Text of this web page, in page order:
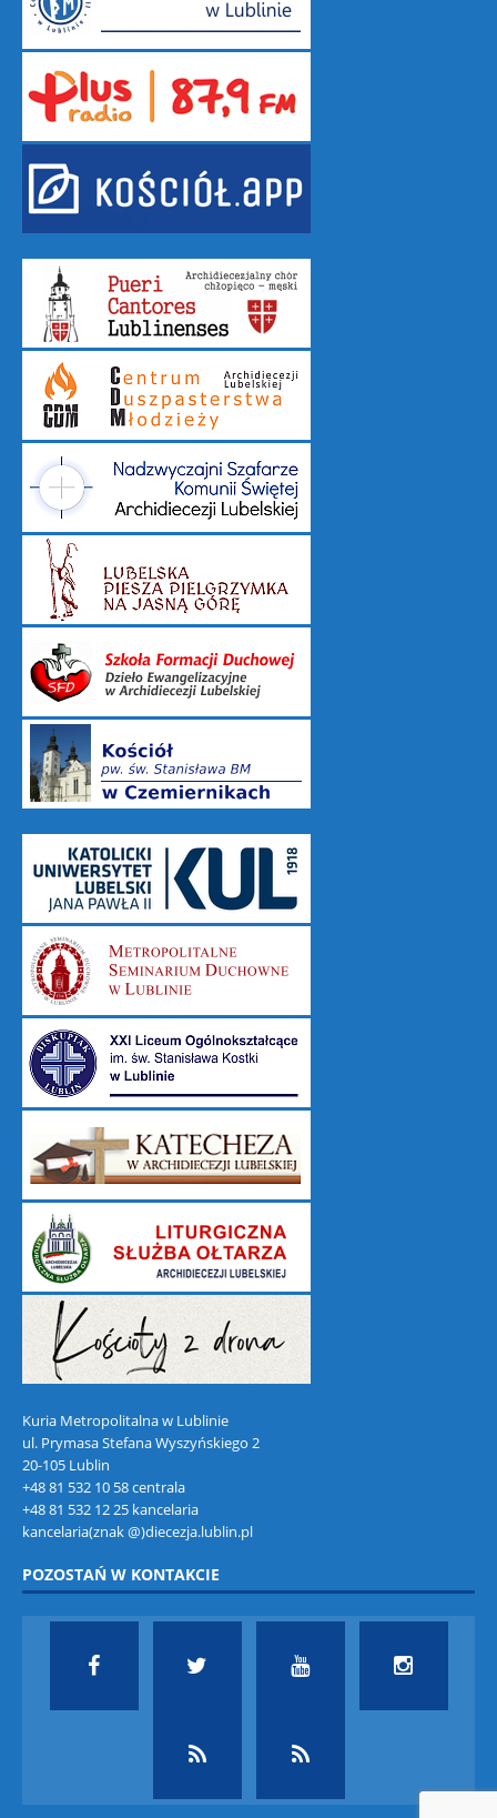
Kuria Metropolitalna w Lublinie
ul. Prymasa Stefana Wyszyńskiego 2
20-105 Lublin
+48 81 532 10 58 centrala
+48 81 532 12 25 kancelaria
kancelaria(znak @)diecezja.lublin.pl
POZOSTAŃ W KONTAKCIE